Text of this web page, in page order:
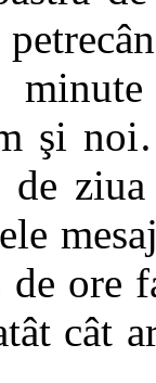
şi
de ziua
de ore
cât